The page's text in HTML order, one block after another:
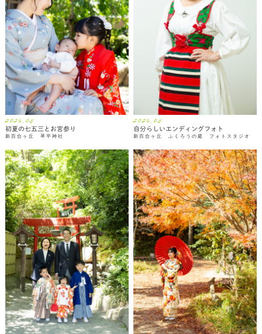
2026.05
初夏の七五三とお宮参り
新百合ヶ丘 琴平神社
2026.05
自分らしいエンディングフォト
新百合ヶ丘 ふくろうの庭 フォトスタジオ